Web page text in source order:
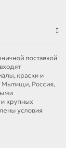
поставкой
краски и
Мытищи, Россия,
крупных
условия